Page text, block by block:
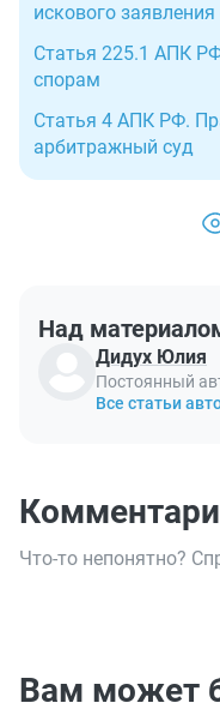
искового
Статья 225.1 АПК
спорам
Статья 4 АПК РФ.
арбитражный суд
Над
Дидух Юлия
Постоянный
Все статьи
Что-то непонятно?
Вам может